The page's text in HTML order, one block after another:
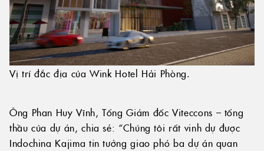
Vị trí đắc địa của Wink Hotel Hải Phòng.
Ông Phan Huy Vĩnh, Tổng Giám đốc Viteccons – tổng
thầu của dự án, chia sẻ: “Chúng tôi rất vinh dự được
Indochina Kajima tin tưởng giao phó ba dự án quan